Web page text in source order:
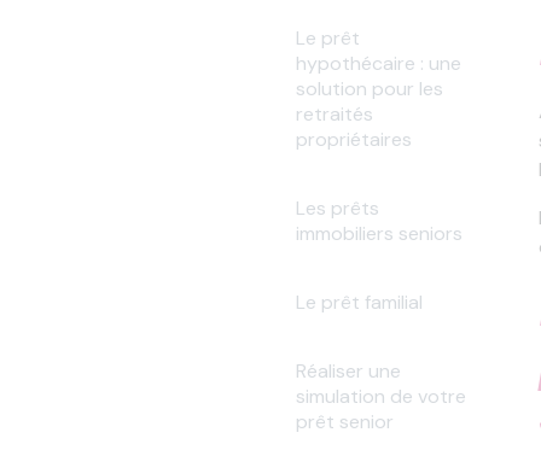
Le prêt
hypothécaire : une
solution pour les
retraités
propriétaires
Les prêts
immobiliers seniors
Le prêt familial
Réaliser une
simulation de votre
prêt senior